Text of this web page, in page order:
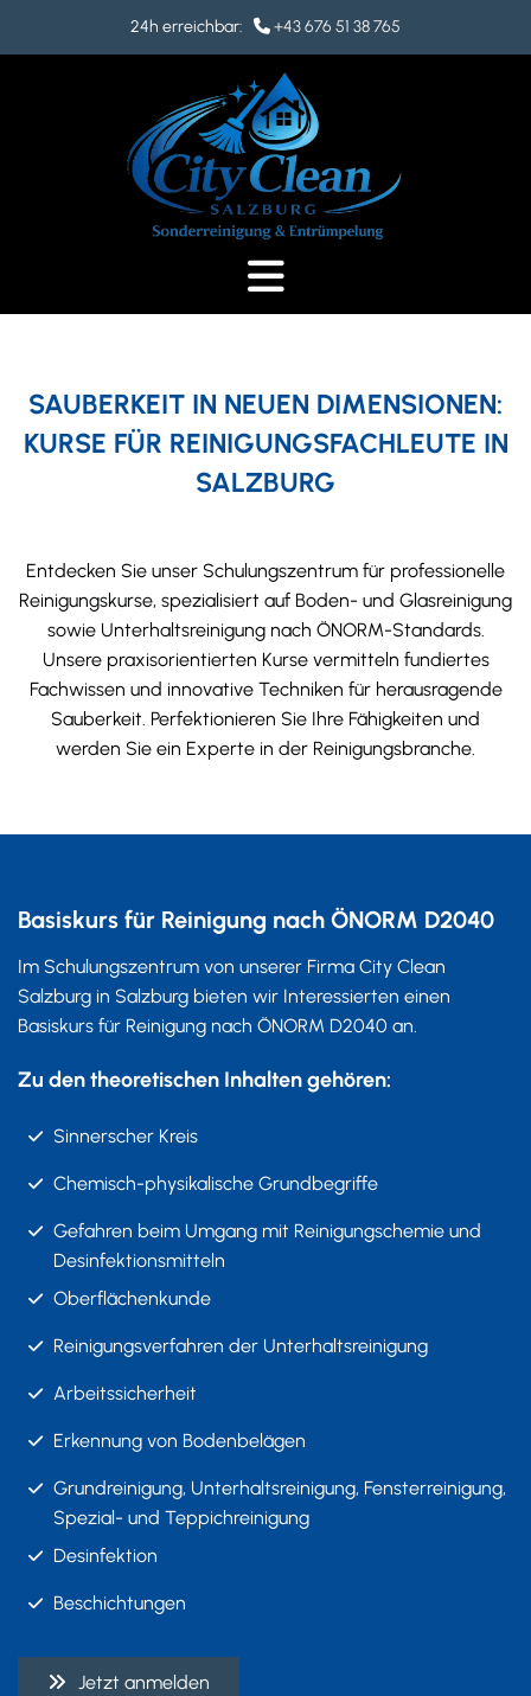
24h erreichbar:  +43 676 51 38 765
SAUBERKEIT IN NEUEN DIMENSIONEN:
KURSE FÜR REINIGUNGSFACHLEUTE IN
SALZBURG
Entdecken Sie unser Schulungszentrum für professionelle
Reinigungskurse, spezialisiert auf Boden- und Glasreinigung
sowie Unterhaltsreinigung nach ÖNORM-Standards.
Unsere praxisorientierten Kurse vermitteln fundiertes
Fachwissen und innovative Techniken für herausragende
Sauberkeit. Perfektionieren Sie Ihre Fähigkeiten und
werden Sie ein Experte in der Reinigungsbranche.
Basiskurs für Reinigung nach ÖNORM D2040
Im Schulungszentrum von unserer Firma City Clean
Salzburg in Salzburg bieten wir Interessierten einen
Basiskurs für Reinigung nach ÖNORM D2040 an.
Zu den theoretischen Inhalten gehören:
Sinnerscher Kreis
Chemisch-physikalische Grundbegriffe
Gefahren beim Umgang mit Reinigungschemie und
Desinfektionsmitteln
Oberflächenkunde
Reinigungsverfahren der Unterhaltsreinigung
Arbeitssicherheit
Erkennung von Bodenbelägen
Grundreinigung, Unterhaltsreinigung, Fensterreinigung,
Spezial- und Teppichreinigung
Desinfektion
Beschichtungen
Jetzt anmelden